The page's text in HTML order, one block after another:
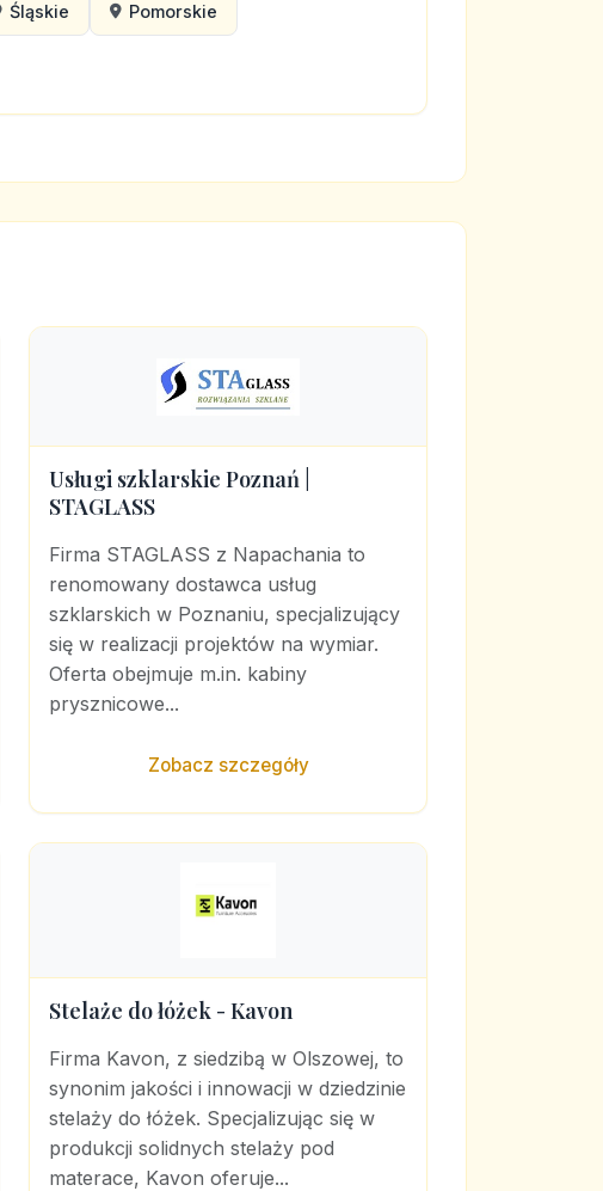
Śląskie Pomorskie
Usługi szklarskie Poznań |
STAGLASS
Firma STAGLASS z Napachania to
renomowany dostawca usług
szklarskich w Poznaniu, specjalizujący
się w realizacji projektów na wymiar.
Oferta obejmuje m.in. kabiny
prysznicowe...
Zobacz szczegóły
Stelaże do łóżek - Kavon
Firma Kavon, z siedzibą w Olszowej, to
synonim jakości i innowacji w dziedzinie
stelaży do łóżek. Specjalizując się w
produkcji solidnych stelaży pod
materace, Kavon oferuje...